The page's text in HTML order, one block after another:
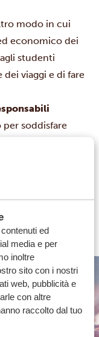
ed
media e per
inoltre
sito con i nostri
web, pubblicità e
con altre
raccolto dal tuo
modo in cui
economico dei
studenti
viaggi e di fare
soddisfare
Si tratta di un
poiché vogliamo